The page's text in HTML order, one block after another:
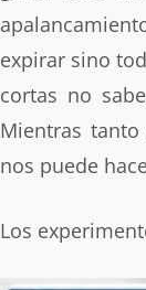
expirar sino
cortas no
Mientras
nos puede
Los